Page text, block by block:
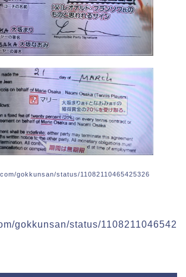
gokkunsan/status/11082110465425326
gokkunsan/status/1108211046542